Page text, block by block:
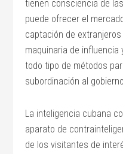
tienen consciencia de
puede ofrecer el
captación de
maquinaria de
todo tipo de métodos
subordinación al
La inteligencia cubana
aparato de
de los visitantes de